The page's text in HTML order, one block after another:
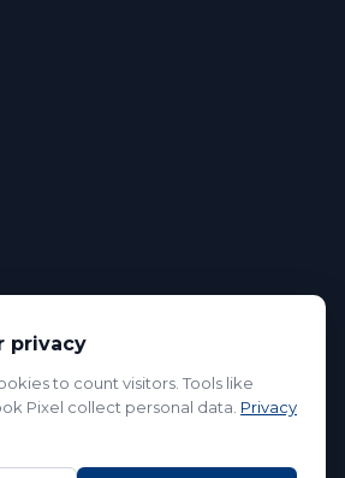
privacy
to count visitors. Tools like
Pixel collect personal data. Privacy